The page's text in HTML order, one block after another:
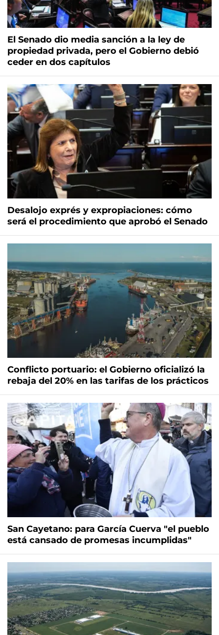
El Senado dio media sanción a la ley de
propiedad privada, pero el Gobierno debió
ceder en dos capítulos
Desalojo exprés y expropiaciones: cómo
será el procedimiento que aprobó el Senado
Conflicto portuario: el Gobierno oficializó la
rebaja del 20% en las tarifas de los prácticos
San Cayetano: para García Cuerva "el pueblo
está cansado de promesas incumplidas"